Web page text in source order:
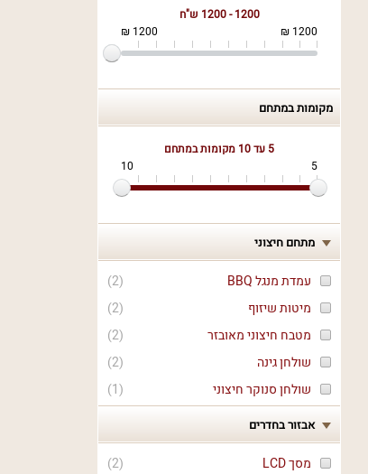
1200 - 1200 ש"ח
1200 ₪
1200 ₪
מקומות במתחם
5 עד 10
מקומות במתחם
5
10
מתחם חיצוני
(
2
)
עמדת מנגל BBQ
(
2
)
מיטות שיזוף
(
2
)
מטבח חיצוני מאובזר
(
2
)
שולחן גינה
(
1
) שולחן סנוקר חיצוני
אבזור בחדרים
(
2
)
מסך LCD